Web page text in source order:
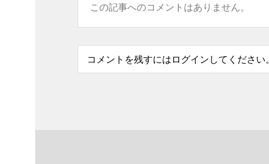
この記事へのコメントはありません。
コメントを残すにはログインしてください。